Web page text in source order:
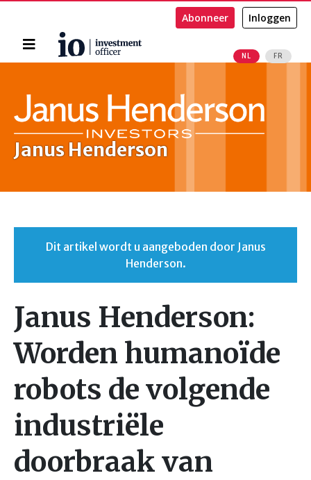
Home
NL FR
Abonneer Inloggen
Janus Henderson
Dit artikel wordt u aangeboden door Janus
Henderson.
Janus Henderson:
Worden humanoïde
robots de volgende
industriële
doorbraak van